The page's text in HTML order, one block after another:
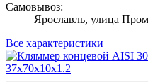
Самовывоз:
Ярославль, улица
Все характеристики